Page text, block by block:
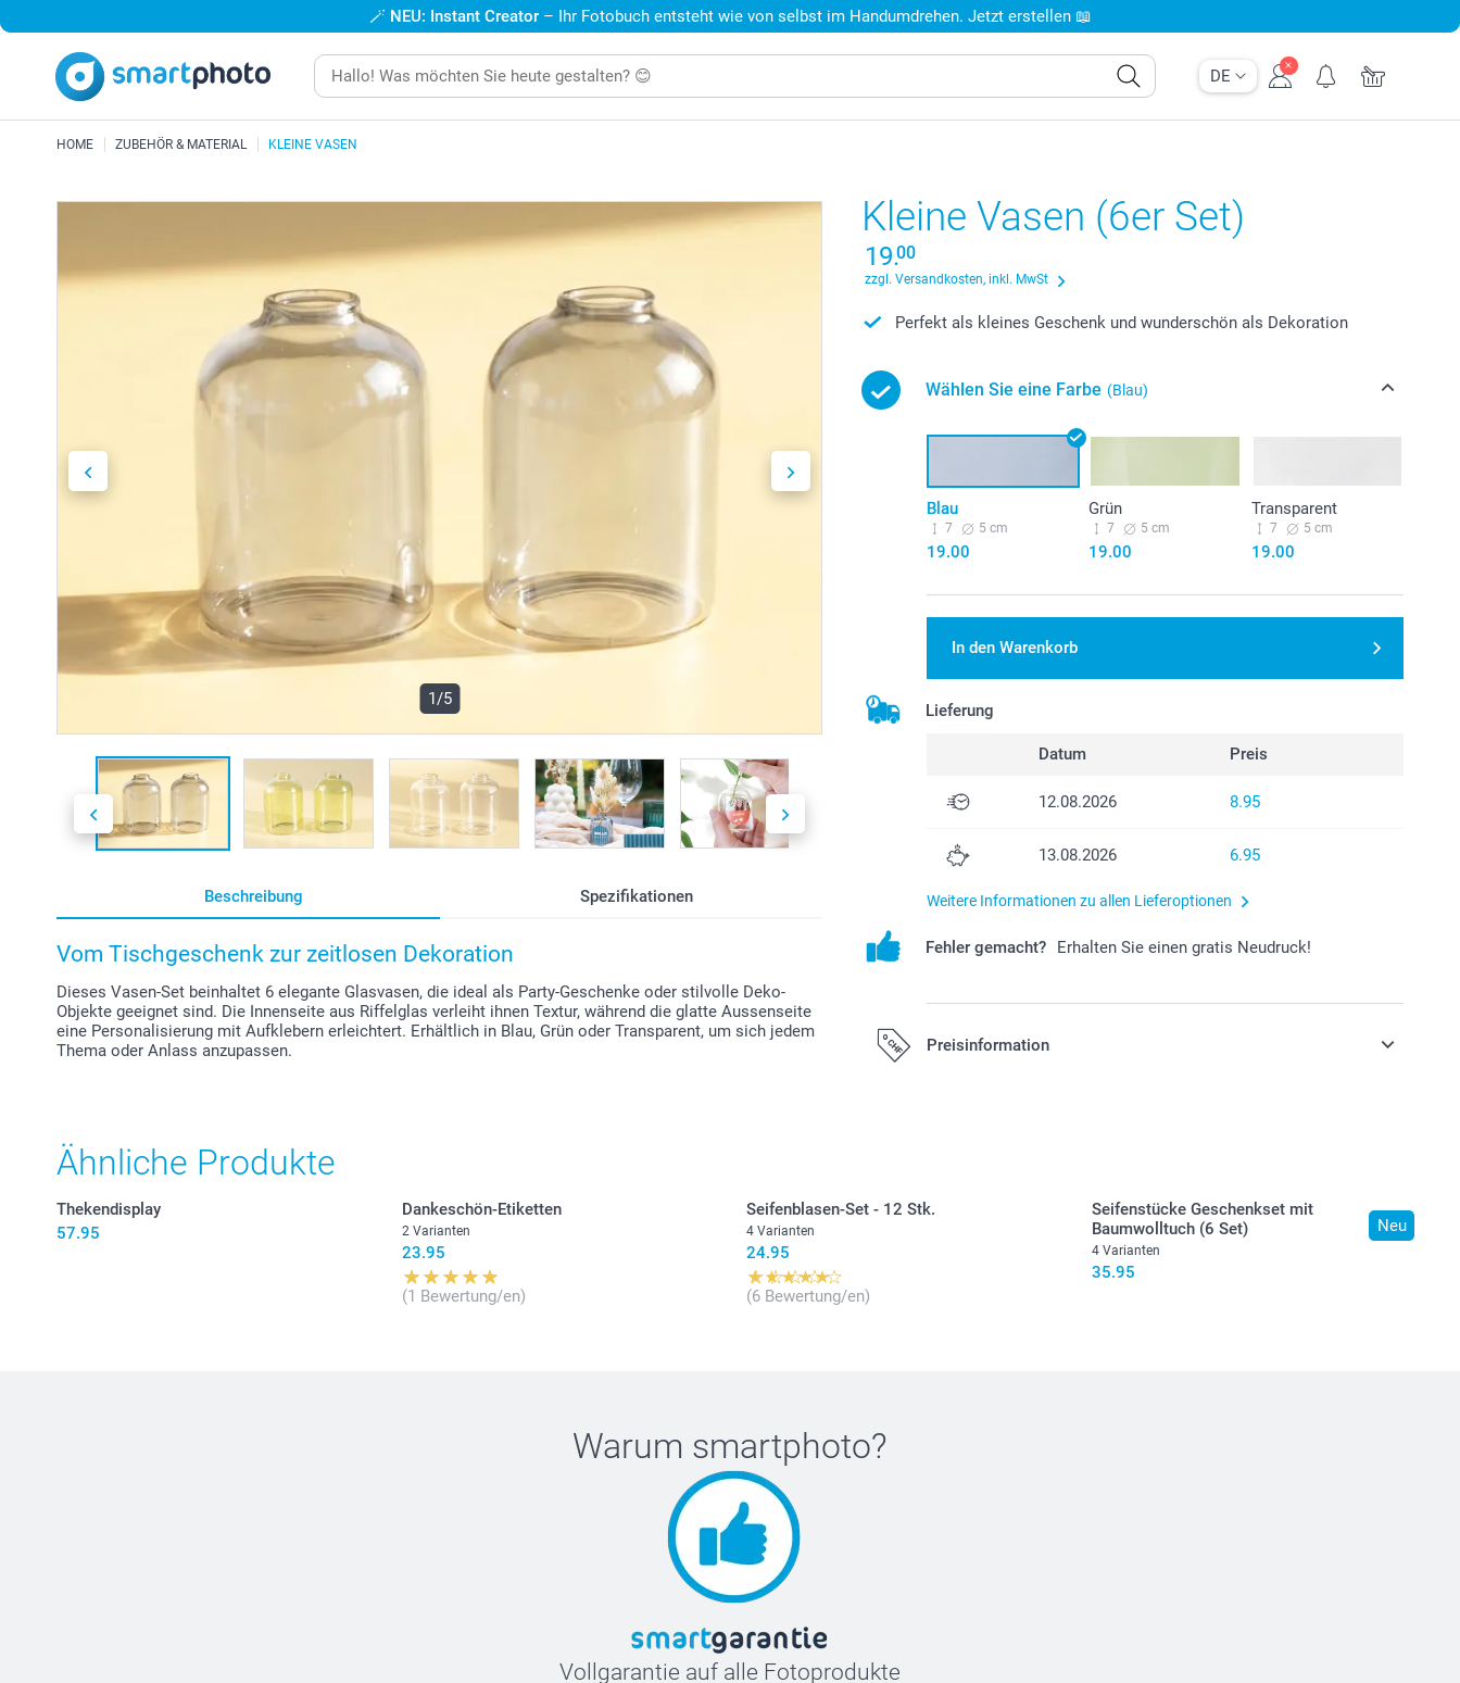
DE
🪄 NEU: Instant Creator – Ihr Fotobuch entsteht wie von selbst im Handumdrehen. Jetzt erstellen 📖
HOME ZUBEHÖR & MATERIAL KLEINE VASEN
1/5
Beschreibung Spezifikationen
Vom Tischgeschenk zur zeitlosen Dekoration
Dieses Vasen-Set beinhaltet 6 elegante Glasvasen, die ideal als Party-Geschenke oder stilvolle Deko-
Objekte geeignet sind. Die Innenseite aus Riffelglas verleiht ihnen Textur, während die glatte Aussenseite
eine Personalisierung mit Aufklebern erleichtert. Erhältlich in Blau, Grün oder Transparent, um sich jedem
Thema oder Anlass anzupassen.
Kleine Vasen (6er Set)
19.00
zzgl. Versandkosten, inkl. MwSt
Perfekt als kleines Geschenk und wunderschön als Dekoration
Wählen Sie eine Farbe (Blau)
Blau
7 5 cm
19.00
Grün
7 5 cm
19.00
Transparent
7 5 cm
19.00
In den Warenkorb
Lieferung
Datum Preis
12.08.2026 8.95
13.08.2026 6.95
Weitere Informationen zu allen Lieferoptionen
Fehler gemacht? Erhalten Sie einen gratis Neudruck!
Preisinformation
Ähnliche Produkte
Thekendisplay
57.95
Dankeschön-Etiketten
2 Varianten
23.95
(1 Bewertung/en)
Seifenblasen-Set - 12 Stk.
4 Varianten
24.95
(6 Bewertung/en)
Neu
Seifenstücke Geschenkset mit
Baumwolltuch (6 Set)
4 Varianten
35.95
Warum smartphoto?
Vollgarantie auf alle Fotoprodukte